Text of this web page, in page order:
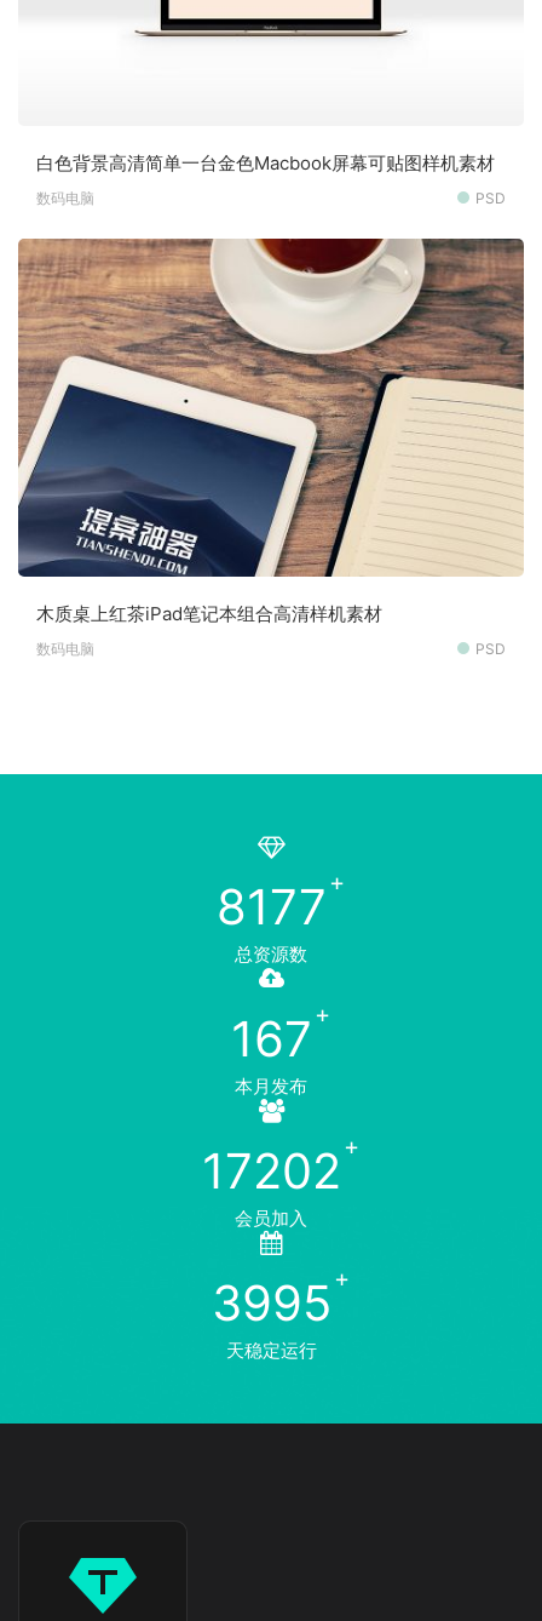
白色背景高清简单一台金色Macbook屏幕可贴图样机素材
数码电脑 PSD
木质桌上红茶iPad笔记本组合高清样机素材
数码电脑 PSD
8177
总资源数
167
本月发布
17202
会员加入
3995
天稳定运行